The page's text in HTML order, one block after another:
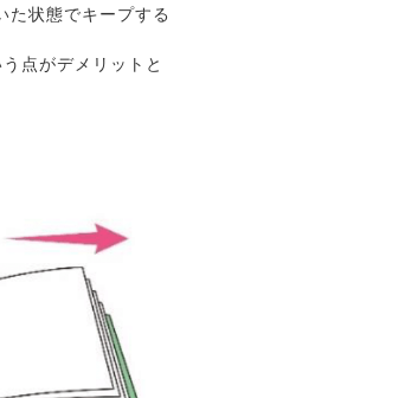
た状態でキープする
点がデメリットと